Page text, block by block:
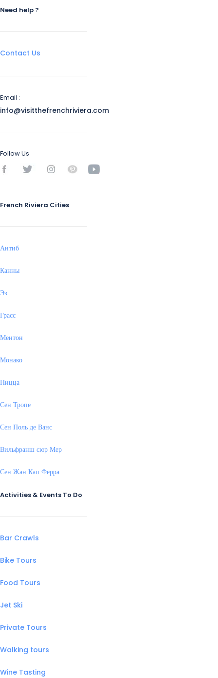
Need help ?
Contact Us
Email :
info@visitthefrenchriviera.com
Follow Us
French Riviera Cities
Антиб
Канны
Эз
Грасс
Ментон
Монако
Ницца
Сен Тропе
Сен Поль де Ванс
Вильфранш сюр Мер
Сен Жан Кап Ферра
Activities & Events To Do
Bar Crawls
Bike Tours
Food Tours
Jet Ski
Private Tours
Walking tours
Wine Tasting